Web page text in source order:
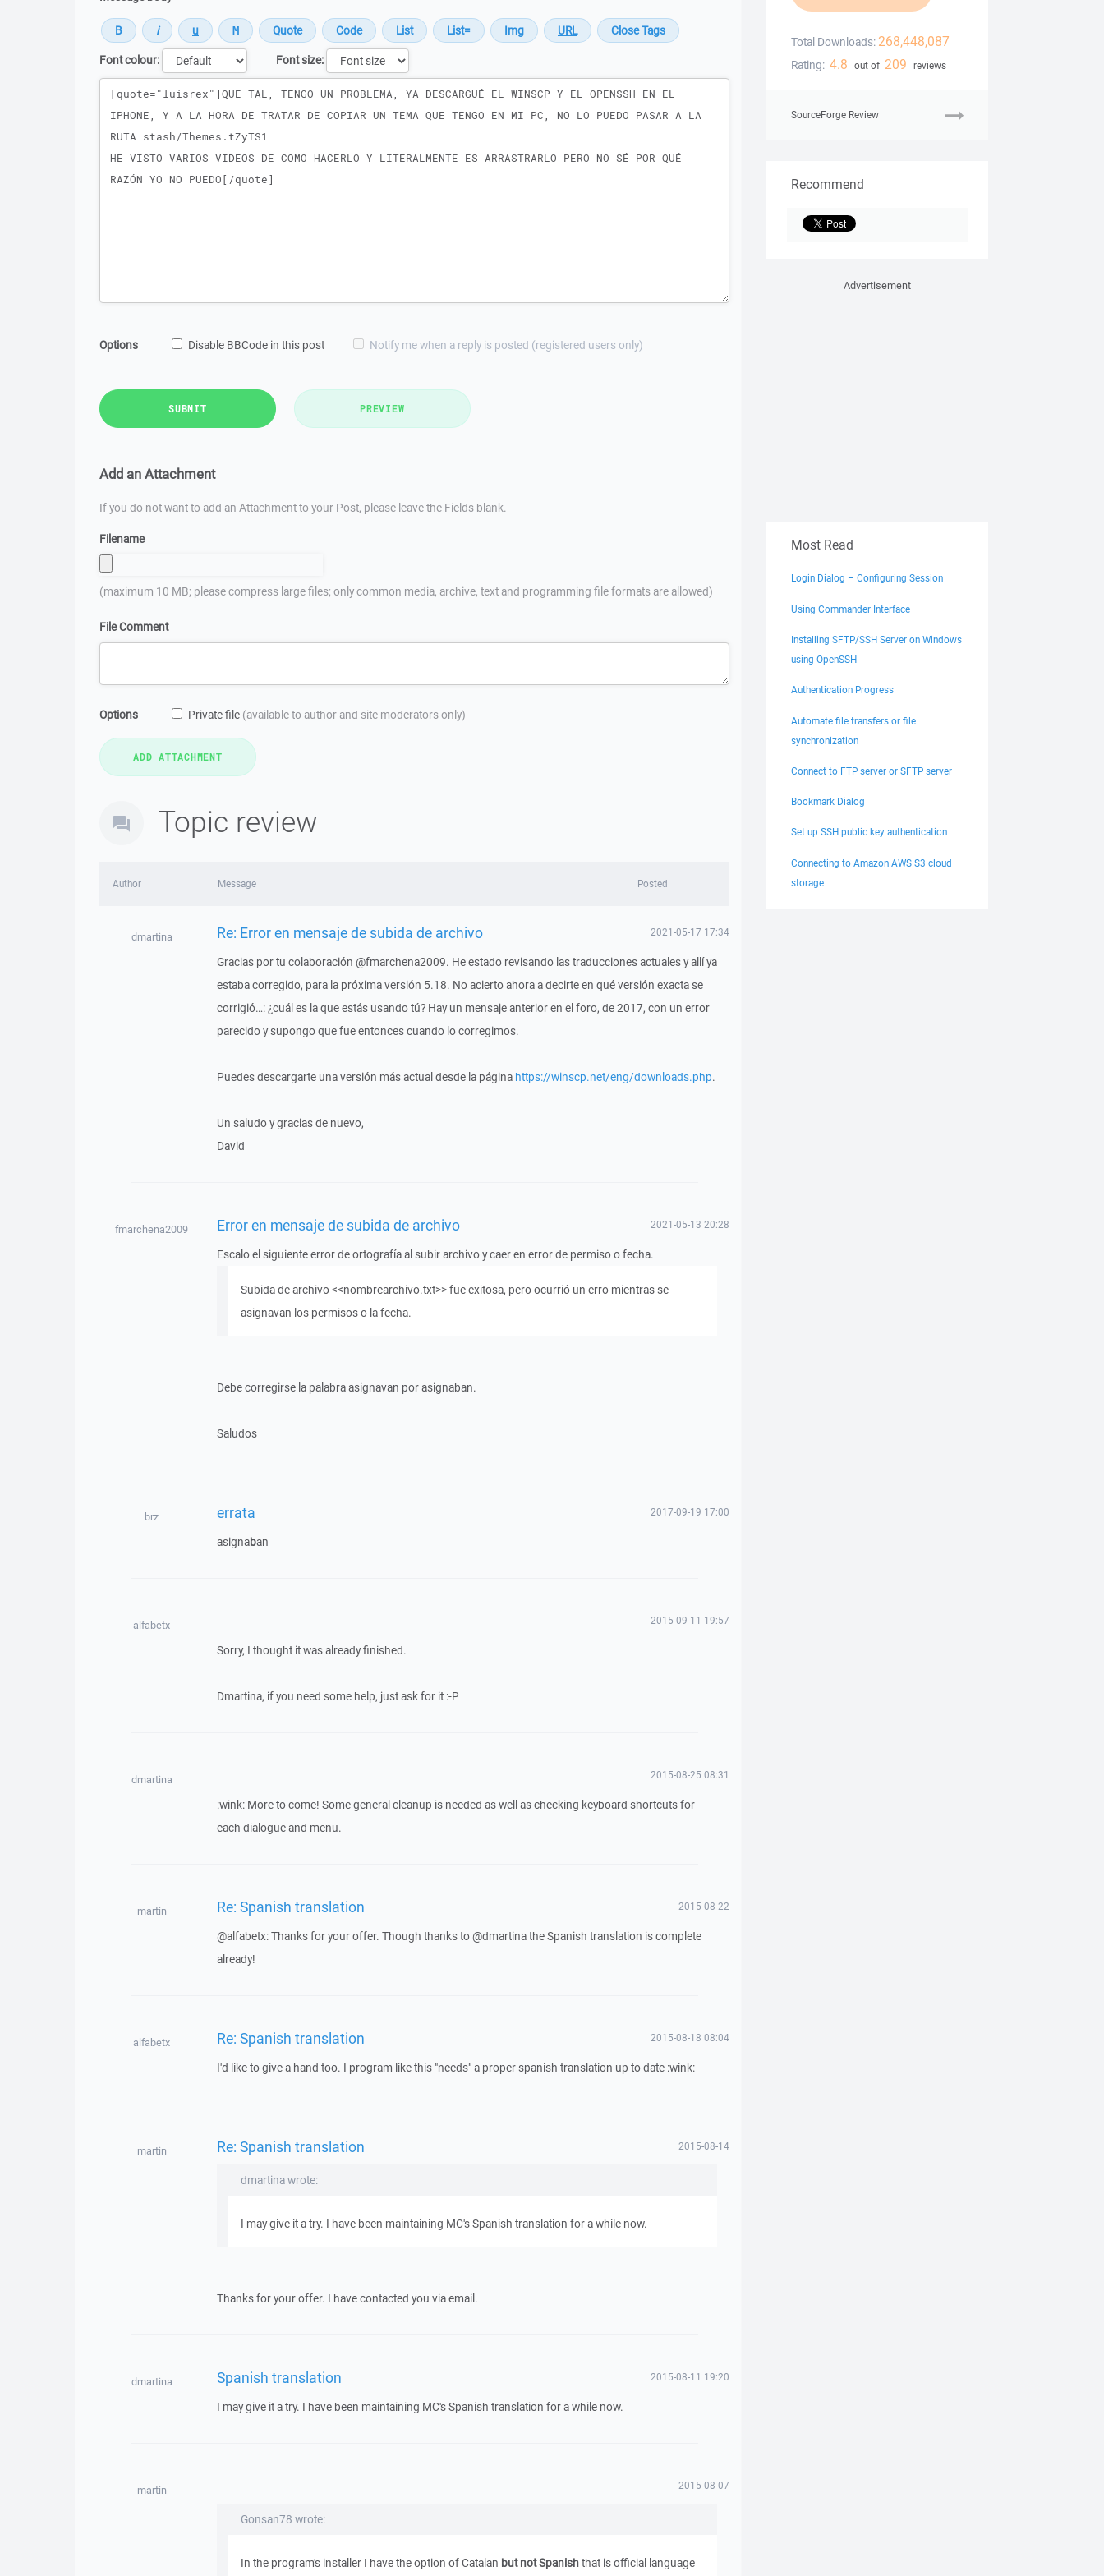
Font colour:
Font size:
Message
Options Disable BBCode in this post Notify me when a reply is posted (registered users only)
SUBMIT PREVIEW
Add an Attachment
If you do not want to add an Attachment to your Post, please leave the Fields blank.
Filename
(maximum 10 MB; please compress large files; only common media, archive, text and programming file formats are allowed)
File Comment
Options Private file (available to author and site moderators only)
Topic review
Author Message Posted
dmartina Re: Error en mensaje de subida de archivo 2021-05-17 17:34
Gracias por tu colaboración @fmarchena2009. He estado revisando las traducciones actuales y allí ya
estaba corregido, para la próxima versión 5.18. No acierto ahora a decirte en qué versión exacta se
corrigió…: ¿cuál es la que estás usando tú? Hay un mensaje anterior en el foro, de 2017, con un error
parecido y supongo que fue entonces cuando lo corregimos.
Puedes descargarte una versión más actual desde la página https://winscp.net/eng/downloads.php.
Un saludo y gracias de nuevo,
David
fmarchena2009 Error en mensaje de subida de archivo 2021-05-13 20:28
Escalo el siguiente error de ortografía al subir archivo y caer en error de permiso o fecha.
Subida de archivo <<nombrearchivo.txt>> fue exitosa, pero ocurrió un erro mientras se
asignavan los permisos o la fecha.
Debe corregirse la palabra asignavan por asignaban.
Saludos
brz errata 2017-09-19 17:00
asignaban
alfabetx 2015-09-11 19:57
Sorry, I thought it was already finished.
Dmartina, if you need some help, just ask for it :-P
dmartina 2015-08-25 08:31
:wink: More to come! Some general cleanup is needed as well as checking keyboard shortcuts for
each dialogue and menu.
martin Re: Spanish translation 2015-08-22
@alfabetx: Thanks for your offer. Though thanks to @dmartina the Spanish translation is complete
already!
alfabetx Re: Spanish translation 2015-08-18 08:04
I'd like to give a hand too. I program like this "needs" a proper spanish translation up to date :wink:
martin Re: Spanish translation 2015-08-14
dmartina wrote:
I may give it a try. I have been maintaining MC's Spanish translation for a while now.
Thanks for your offer. I have contacted you via email.
dmartina Spanish translation 2015-08-11 19:20
I may give it a try. I have been maintaining MC's Spanish translation for a while now.
martin 2015-08-07
Gonsan78 wrote:
In the program's installer I have the option of Catalan but not Spanishthat is official language
Total Downloads: 268,448,087
Rating: 4.8 out of 209 reviews
SourceForge Review
Recommend
Advertisement
Most Read
Login Dialog – Configuring Session
Using Commander Interface
Installing SFTP/SSH Server on Windows
using OpenSSH
Authentication Progress
Automate file transfers or file
synchronization
Connect to FTP server or SFTP server
Bookmark Dialog
Set up SSH public key authentication
Connecting to Amazon AWS S3 cloud
storage